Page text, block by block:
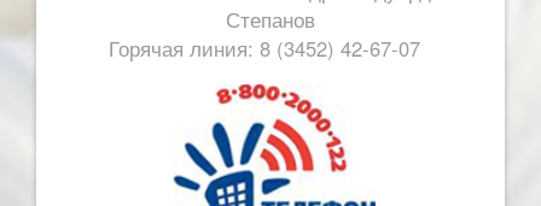
Степанов
Горячая линия: 8 (3452) 42-67-07